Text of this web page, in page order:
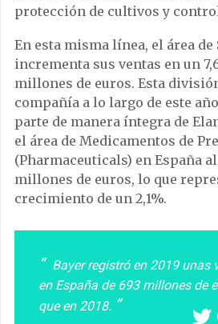
protección de cultivos y
En esta misma línea, el área de
incrementa sus ventas en un
millones de euros. Esta
compañía a lo largo de este
parte de manera íntegra de
el área de Medicamentos de
(Pharmaceuticals) en España
millones de euros, lo que
crecimiento de un 2,1%.
Bayer registró en 2019 unas
en España de 693 millones de
que en 2018.